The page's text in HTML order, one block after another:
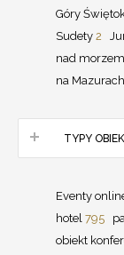
Góry
Sudety 2
nad morzem
na Mazurach
TYPY
Eventy
hotel 795
obiekt